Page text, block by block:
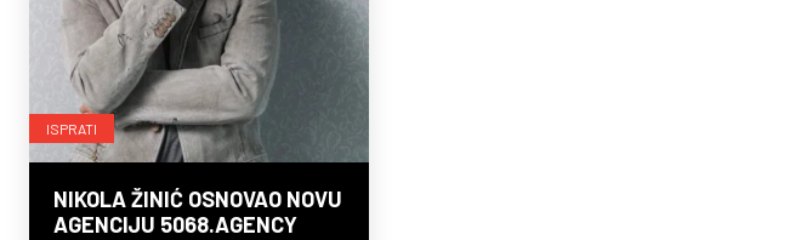
ISPRATI
NIKOLA ŽINIĆ OSNOVAO NOVU
AGENCIJU 5068.AGENCY